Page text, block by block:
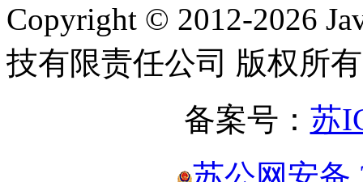
Copyright © 2012-2026
技有限责任公司 版权所有
备案号： 苏